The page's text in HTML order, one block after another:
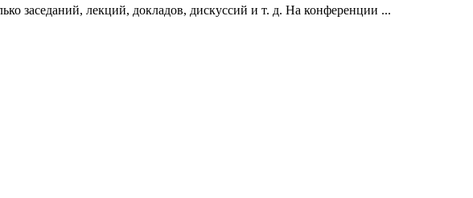
заседаний, лекций, докладов, дискуссий и т. д. На конференции ...